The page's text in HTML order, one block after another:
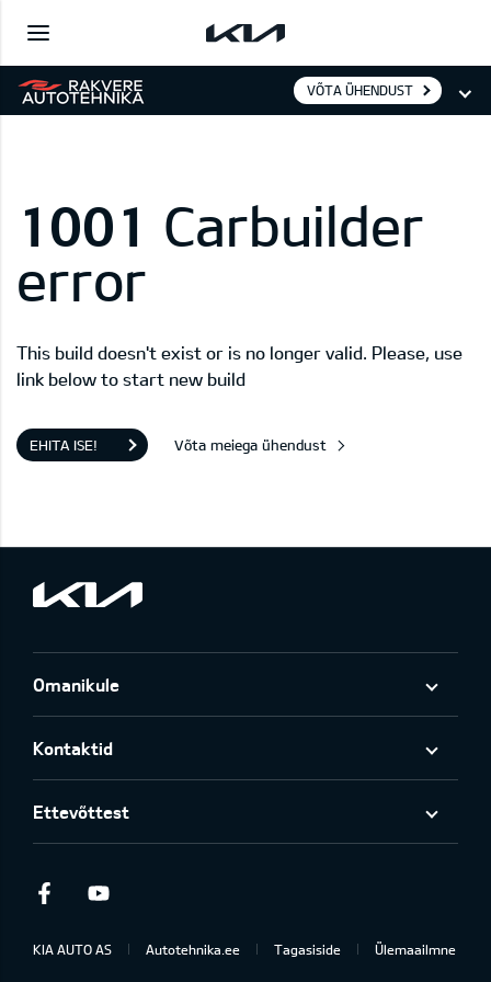
VÕTA ÜHENDUST
1001 Carbuilder
error
This build doesn't exist or is no longer valid. Please, use
link below to start new build
EHITA ISE! Võta meiega ühendust
Omanikule
Kontaktid
Ettevõttest
Facebook
KIA AUTO AS Autotehnika.ee Tagasiside Ülemaailmne